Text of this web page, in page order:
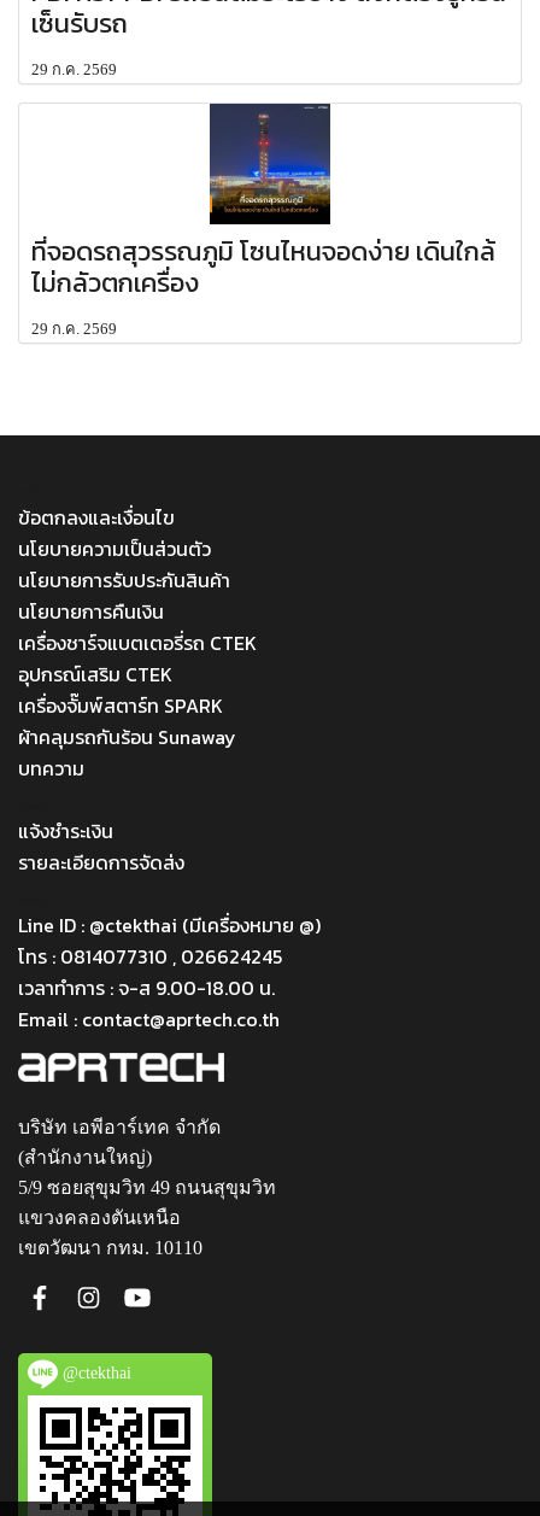
เซ็นรับรถ
29 ก.ค. 2569
ที่จอดรถสุวรรณภูมิ โซนไหนจอดง่าย เดินใกล้
ไม่กลัวตกเครื่อง
29 ก.ค. 2569
ข้อตกลงและเงื่อนไข
นโยบายความเป็นส่วนตัว
นโยบายการรับประกันสินค้า
นโยบายการคืนเงิน
เครื่องชาร์จแบตเตอรี่รถ CTEK
อุปกรณ์เสริม CTEK
เครื่องจั๊มพ์สตาร์ท SPARK
ผ้าคลุมรถกันร้อน Sunaway
บทความ
แจ้งชำระเงิน
รายละเอียดการจัดส่ง
Line ID : @ctekthai (มีเครื่องหมาย @)
โทร : 0814077310 , 026624245
เวลาทำการ : จ-ส 9.00-18.00 น.
Email : contact@aprtech.co.th
บริษัท เอพีอาร์เทค จำกัด
(สำนักงานใหญ่)
5/9 ซอยสุขุมวิท 49 ถนนสุขุมวิท
แขวงคลองตันเหนือ
เขตวัฒนา กทม. 10110
@ctekthai